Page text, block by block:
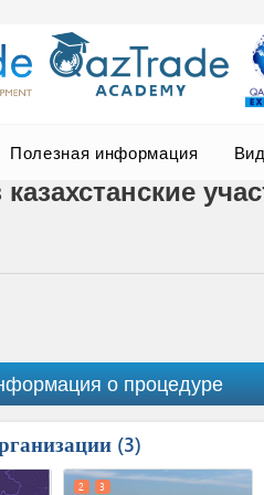
Полезная информация
о процедуре
3
2 3